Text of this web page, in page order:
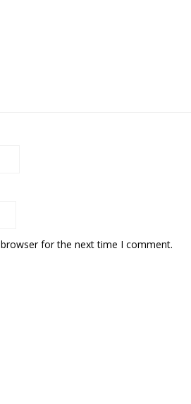
for the next time I comment.